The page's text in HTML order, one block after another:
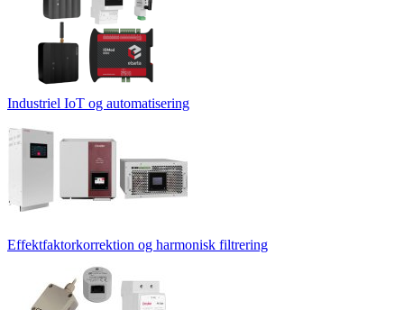
Industriel IoT og automatisering
Effektfaktorkorrektion og harmonisk filtrering